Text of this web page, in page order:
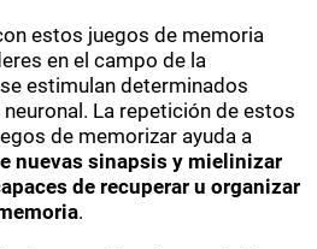
estos juegos de memoria
en el campo de la
estimulan determinados
La repetición de estos
de memorizar ayuda a
nuevas sinapsis y mielinizar
de recuperar u organizar
.